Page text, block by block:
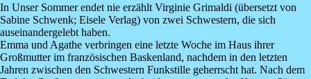
In Unser Sommer endet nie erzählt Virginie Grimaldi (übersetzt von
Sabine Schwenk; Eisele Verlag) von zwei Schwestern, die sich
auseinandergelebt haben.
Emma und Agathe verbringen eine letzte Woche im Haus ihrer
Großmutter im französischen Baskenland, nachdem in den letzten
Jahren zwischen den Schwestern Funkstille geherrscht hat. Nach dem